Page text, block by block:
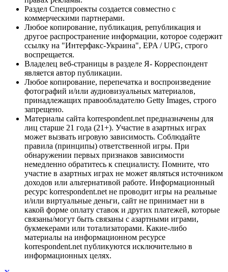
Раздел Спецпроекты создается совместно с
коммерческими партнерами.
Любое копирование, публикация, републикация и
другое распространение информации, которое содержит
ссылку на "Интерфакс-Украина", EPA / UPG, строго
воспрещается.
Владелец веб-страницы в разделе Я- Корреспондент
является автор публикации.
Любое копирование, перепечатка и воспроизведение
фотографий и/или аудиовизуальных материалов,
принадлежащих правообладателю Getty Images, строго
запрещено.
Материалы сайта korrespondent.net предназначены для
лиц старше 21 года (21+). Участие в азартных играх
может вызвать игровую зависимость. Соблюдайте
правила (принципы) ответственной игры. При
обнаружении первых признаков зависимости
немедленно обратитесь к специалисту. Помните, что
участие в азартных играх не может являться источником
доходов или альтернативой работе. Информационный
ресурс korrespondent.net не проводит игры на реальные
и/или виртуальные деньги, сайт не принимает ни в
какой форме оплату ставок и других платежей, которые
связаны/могут быть связаны с азартными играми,
букмекерами или тотализаторами. Какие-либо
материалы на информационном ресурсе
korrespondent.net публикуются исключительно в
информационных целях.